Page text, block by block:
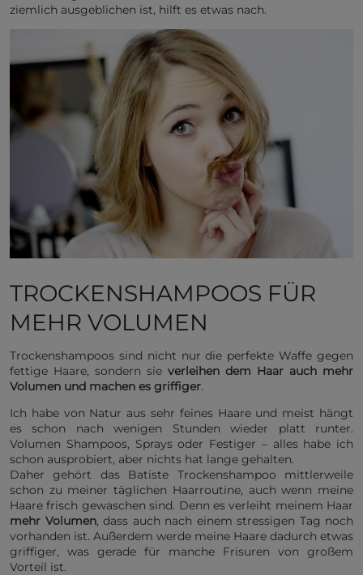
ziemlich ausgeblichen ist, hilft es etwas nach.
TROCKENSHAMPOOS FÜR
MEHR VOLUMEN
Trockenshampoos sind nicht nur die perfekte Waffe gegen
fettige Haare, sondern sie verleihen dem Haar auch mehr
Volumen und machen es griffiger.
Ich habe von Natur aus sehr feines Haare und meist hängt
es schon nach wenigen Stunden wieder platt runter.
Volumen Shampoos, Sprays oder Festiger – alles habe ich
schon ausprobiert, aber nichts hat lange gehalten.
Daher gehört das Batiste Trockenshampoo mittlerweile
schon zu meiner täglichen Haarroutine, auch wenn meine
Haare frisch gewaschen sind. Denn es verleiht meinem Haar
mehr Volumen, dass auch nach einem stressigen Tag noch
vorhanden ist. Außerdem werde meine Haare dadurch etwas
griffiger, was gerade für manche Frisuren von großem
Vorteil ist.